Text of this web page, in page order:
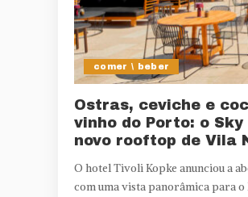
comer \ beber
Ostras, ceviche e
vinho do Porto: o Sky
novo rooftop de Vila
O hotel Tivoli Kopke anunciou a
com uma vista panorâmica para